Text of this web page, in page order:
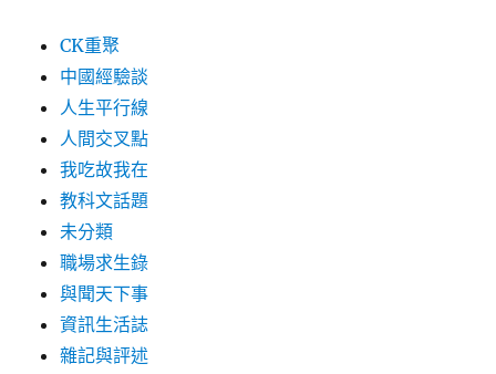
CK重聚
中國經驗談
人生平行線
人間交叉點
我吃故我在
教科文話題
未分類
職場求生錄
與聞天下事
資訊生活誌
雜記與評述